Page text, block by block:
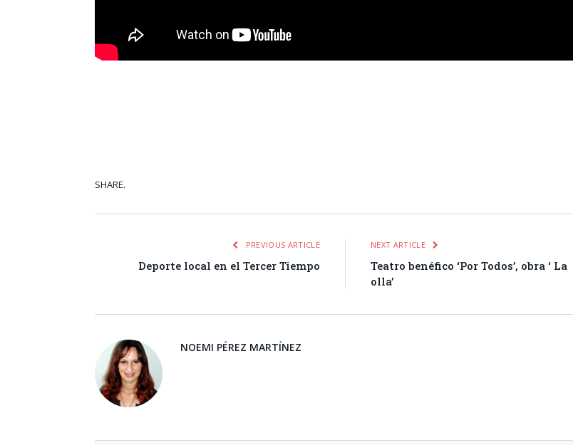
SHARE.
PREVIOUS ARTICLE
Deporte local en el Tercer Tiempo
NEXT ARTICLE
Teatro benéfico ‘Por Todos’, obra ‘ La
olla’
NOEMI PÉREZ MARTÍNEZ